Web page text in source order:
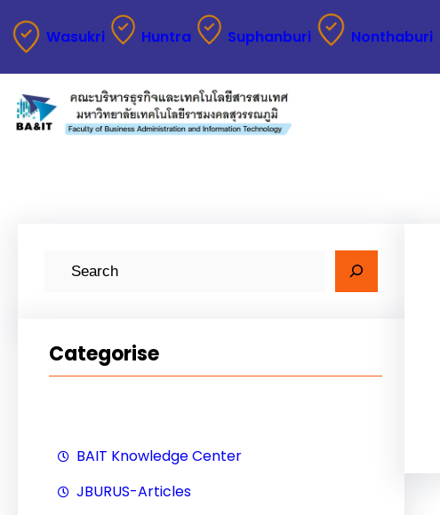
ไป
เนื้อหา
Wasukri Huntra Suphanburi Nonthaburi
Categorise
BAIT Knowledge Center
JBURUS-Articles